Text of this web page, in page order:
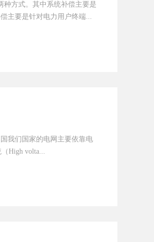
种方式。其中系统补偿主要是
主要是针对电力用户终端...
我们国家的电网主要依靠电
High volta...